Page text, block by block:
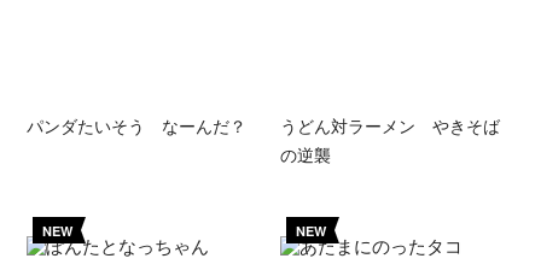
パンダたいそう なーんだ？
うどん対ラーメン やきそば
の逆襲
NEW NEW